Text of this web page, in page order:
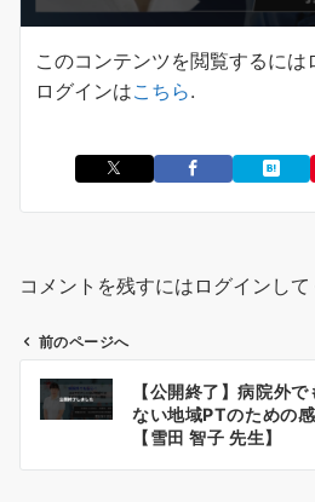
このコンテンツを閲覧するには
ログインはこちら.
コメントを残すにはログインして
前のページへ
【公開終了】病院外
ない地域PTのための
【雪田 智子 先生】